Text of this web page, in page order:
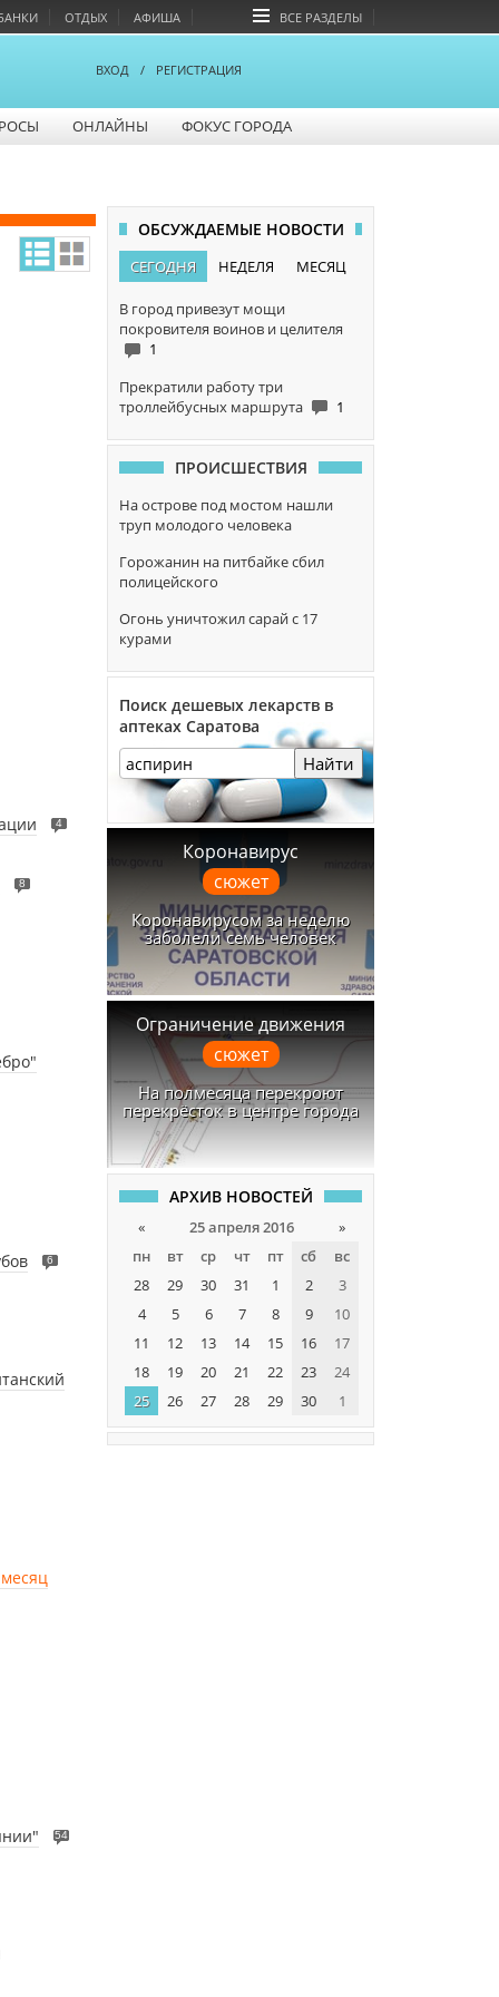
ОТДЫХ АФИША ВСЕ РАЗДЕЛЫ
ВХОД / РЕГИСТРАЦИЯ
ОНЛАЙНЫ ФОКУС ГОРОДА
4
8
6
54
ОБСУЖДАЕМЫЕ НОВОСТИ
СЕГОДНЯ НЕДЕЛЯ МЕСЯЦ
В город привезут мощи
покровителя воинов и целителя
1
Прекратили работу три
троллейбусных маршрута
1
ПРОИСШЕСТВИЯ
На острове под мостом нашли
труп молодого человека
Горожанин на питбайке сбил
полицейского
Огонь уничтожил сарай с 17
курами
Поиск дешевых лекарств в
аптеках Саратова
Найти
Коронавирус
сюжет
Коронавирусом за неделю
заболели семь человек
Ограничение движения
сюжет
На полмесяца перекроют
перекрёсток в центре города
АРХИВ НОВОСТЕЙ
« 25 апреля 2016
»
пн
вт ср чт пт сб
вс
28
29 30 31 1 2
3
4
5 6 7 8 9
10
11
12 13 14 15 16
17
18
19 20 21 22 23
24
25
26 27 28 29 30 1